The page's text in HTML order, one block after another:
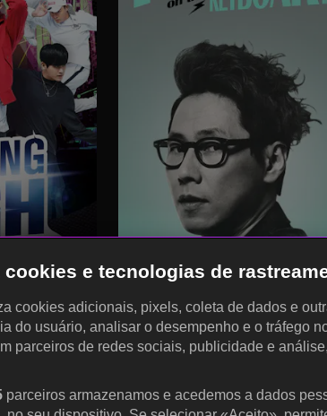
e tecnologias de
cookies adicionais, pixels, coleta de dados e
do usuário, analisar o desempenho e o tráfego
parceiros de redes sociais, publicidade e
parceiros armazenamos e acedemos a dados